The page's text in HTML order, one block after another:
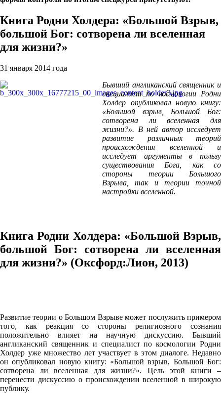
Книга Родни Холдера: «Большой Взрыв,
большой Бог: сотворена ли вселенная
для жизни?»
31 января 2014 года
Бывший англиканский священник и
специалист по космологии Родни
Холдер опубликовал новую книгу:
«Большой взрыв, Большой Бог:
сотворена ли вселенная для
жизни?». В ней автор исследует
развитие различных теорий
происхождения вселенной и
исследует аргументы в пользу
существования Бога, как со
стороны теории Большого
Взрыва, так и теории точной
настройки вселенной.
Книга Родни Холдера: «Большой Взрыв,
большой Бог: сотворена ли вселенная
для жизни?» (Оксфорд:Лион, 2013)
Развитие теории о Большом Взрыве может послужить примером
того, как реакция со стороны религиозного сознания
положительно влияет на научную дискуссию. Бывший
англиканский священник и специалист по космологии Родни
Холдер уже множество лет участвует в этом диалоге. Недавно
он опубликовал новую книгу: «Большой взрыв, Большой Бог:
сотворена ли вселенная для жизни?». Цель этой книги –
перенести дискуссию о происхождении вселенной в широкую
публику.